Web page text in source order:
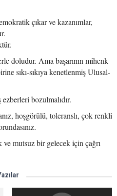
çıkar ve kazanımlar,
doludur. Ama başarının mihenk
sıkı-sıkıya kenetlenmiş Ulusal-
bozulmalıdır.
hoşgörülü, toleranslı, çok renkli
mutsuz bir gelecek için çağrı